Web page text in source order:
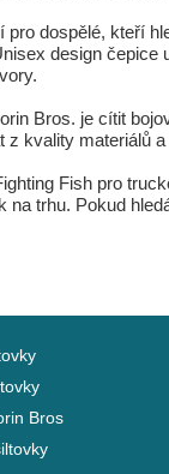
pro dospělé, kteří
design
Bros. je cítit
kvality materiálů
Fish pro
na trhu. Pokud
Bros